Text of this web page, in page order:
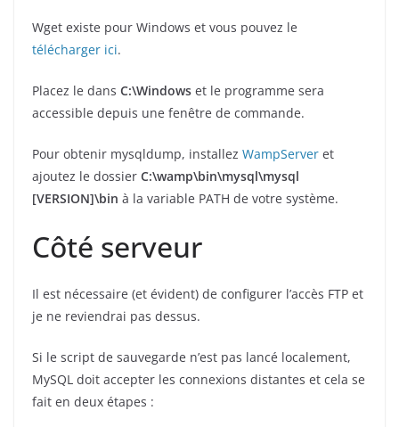
Wget existe pour Windows et vous pouvez le
télécharger ici.
Placez le dans C:\Windows et le programme sera
accessible depuis une fenêtre de commande.
Pour obtenir mysqldump, installez WampServer et
ajoutez le dossier C:\wamp\bin\mysql\mysql
[VERSION]\bin à la variable PATH de votre système.
Côté serveur
Il est nécessaire (et évident) de configurer l’accès FTP et
je ne reviendrai pas dessus.
Si le script de sauvegarde n’est pas lancé localement,
MySQL doit accepter les connexions distantes et cela se
fait en deux étapes :